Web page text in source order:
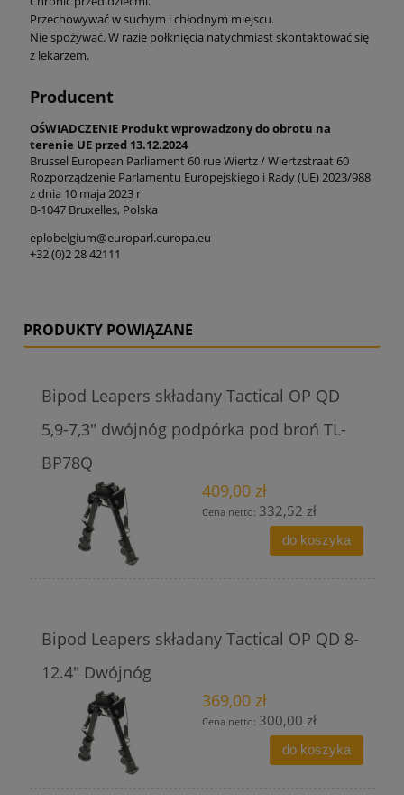
Przechowywać w suchym i chłodnym miejscu.
Nie spożywać. W razie połknięcia natychmiast skontaktować się
z lekarzem.
Producent
OŚWIADCZENIE Produkt wprowadzony do obrotu na
terenie UE przed 13.12.2024
Brussel European Parliament 60 rue Wiertz / Wiertzstraat 60
Rozporządzenie Parlamentu Europejskiego i Rady (UE) 2023/988
z dnia 10 maja 2023 r
B-1047 Bruxelles, Polska
eplobelgium@europarl.europa.eu
+32 (0)2 28 42111
PRODUKTY POWIĄZANE
Bipod Leapers składany Tactical OP QD
5,9-7,3" dwójnóg podpórka pod broń TL-
BP78Q
409,00 zł
Cena netto: 332,52 zł
do koszyka
Bipod Leapers składany Tactical OP QD 8-
12.4" Dwójnóg
369,00 zł
Cena netto: 300,00 zł
do koszyka